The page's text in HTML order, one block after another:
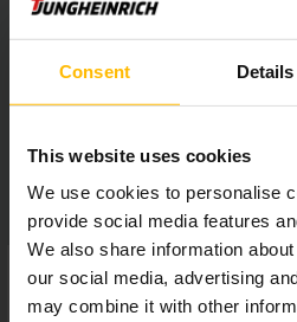
Consent Details
This website uses cookies
We use cookies to personalise
provide social media features
We also share information
our social media, advertising
may combine it with other
mimoriadne citlivé a presné